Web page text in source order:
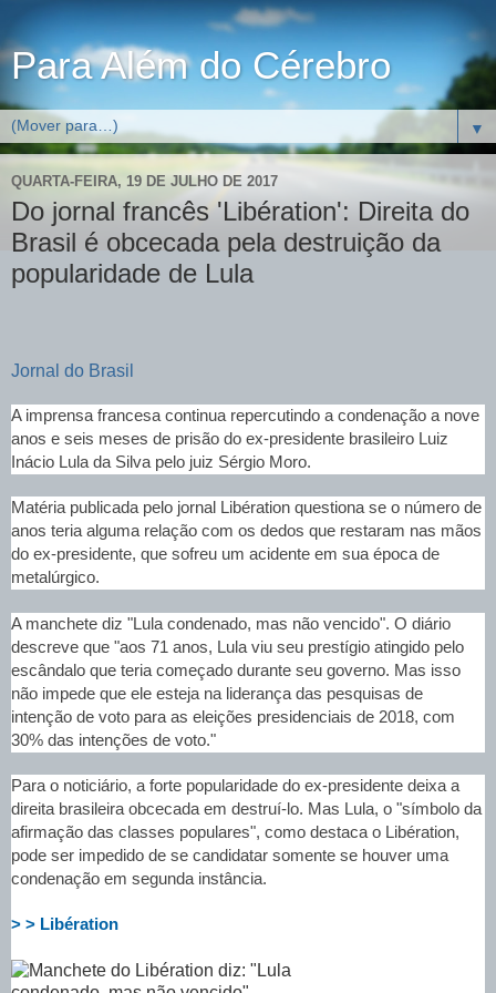
Para Além do Cérebro
▼
QUARTA-FEIRA, 19 DE JULHO DE 2017
Do jornal francês 'Libération': Direita do
Brasil é obcecada pela destruição da
popularidade de Lula
Jornal do Brasil
A imprensa francesa continua repercutindo a condenação a nove
anos e seis meses de prisão do ex-presidente brasileiro Luiz
Inácio Lula da Silva pelo juiz Sérgio Moro.
Matéria publicada pelo jornal Libération questiona se o número de
anos teria alguma relação com os dedos que restaram nas mãos
do ex-presidente, que sofreu um acidente em sua época de
metalúrgico.
A manchete diz "Lula condenado, mas não vencido". O diário
descreve que "aos 71 anos, Lula viu seu prestígio atingido pelo
escândalo que teria começado durante seu governo. Mas isso
não impede que ele esteja na liderança das pesquisas de
intenção de voto para as eleições presidenciais de 2018, com
30% das intenções de voto."
Para o noticiário, a forte popularidade do ex-presidente deixa a
direita brasileira obcecada em destruí-lo. Mas Lula, o "símbolo da
afirmação das classes populares", como destaca o Libération,
pode ser impedido de se candidatar somente se houver uma
condenação em segunda instância.
> > Libération